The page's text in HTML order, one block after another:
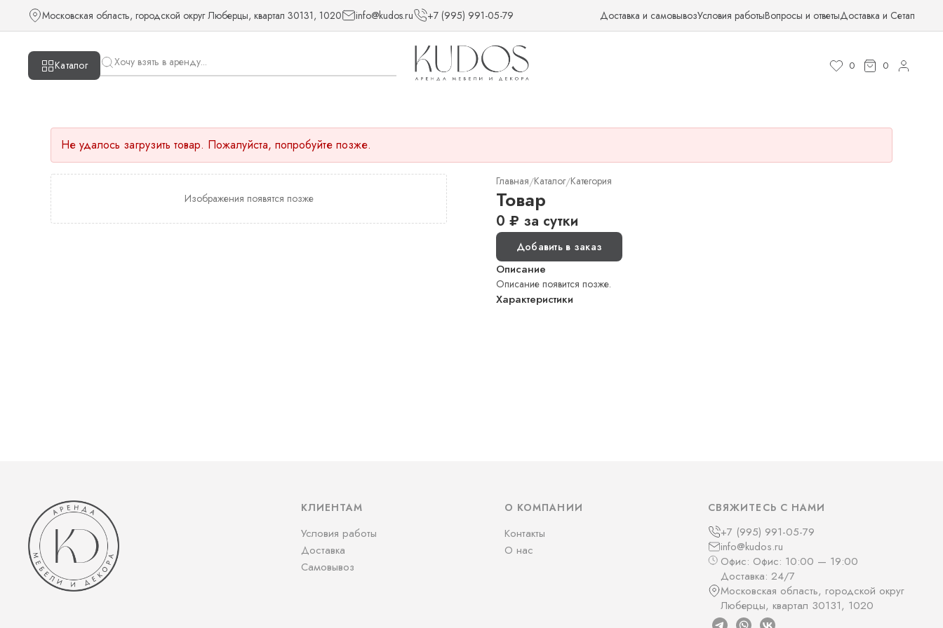
Московская область, городской округ Люберцы, квартал 30131, 1020 info@kudos.ru +7 (995) 991-05-79 Доставка и самовывозУсловия работыВопросы и ответыДоставка и Сетап
Каталог 0 0
Не удалось загрузить товар. Пожалуйста, попробуйте позже.
Изображения появятся позже
Главная/Каталог/Категория
Товар
0 ₽ за сутки
Добавить в заказ
Описание
Описание появится позже.
Характеристики
КЛИЕНТАМ
Условия работы
Доставка
Самовывоз
О КОМПАНИИ
Контакты
О нас
СВЯЖИТЕСЬ С НАМИ
+7 (995) 991-05-79
info@kudos.ru
Офис: Офис: 10:00 — 19:00
Доставка: 24/7
Московская область, городской округ
Люберцы, квартал 30131, 1020